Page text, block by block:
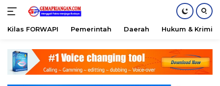
content
Kilas FORWAPI Pemerintah Daerah Hukum &